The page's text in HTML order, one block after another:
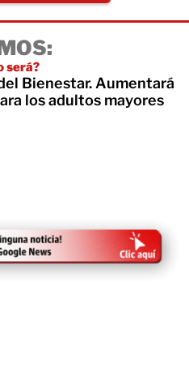
será?
Bienestar. Aumentará
los adultos mayores